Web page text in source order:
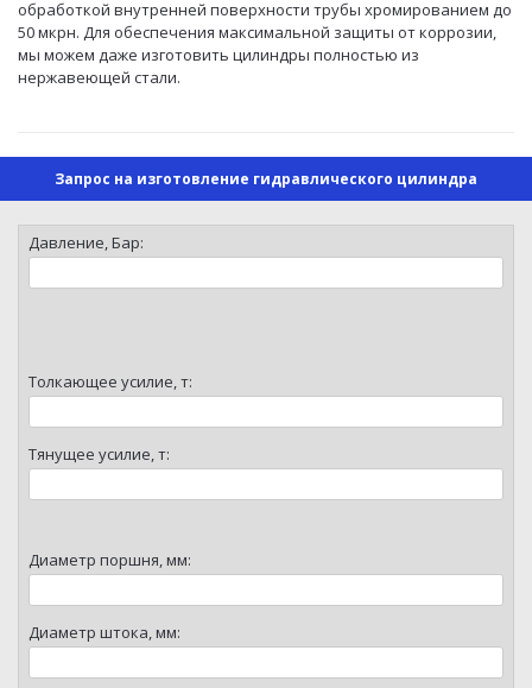
обработкой внутренней поверхности трубы хромированием до
50 мкрн. Для обеспечения максимальной защиты от коррозии,
мы можем даже изготовить цилиндры полностью из
нержавеющей стали.
Запрос на изготовление гидравлического цилиндра
Давление, Бар:
Толкающее усилие, т:
Тянущее усилие, т:
Диаметр поршня, мм:
Диаметр штока, мм: